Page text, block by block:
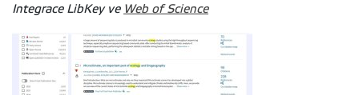
Integrace LibKey ve Web of Science